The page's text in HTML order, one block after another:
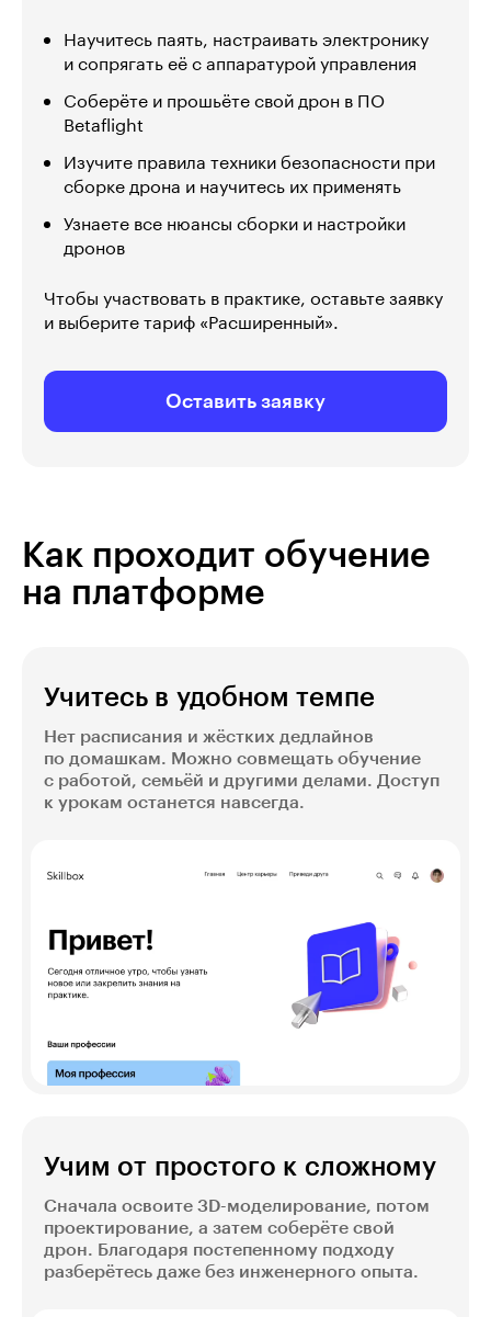
Научитесь паять, настраивать электронику
и сопрягать её с аппаратурой управления
Соберёте и прошьёте свой дрон в ПО
Betaflight
Изучите правила техники безопасности при
сборке дрона и научитесь их применять
Узнаете все нюансы сборки и настройки
дронов
Чтобы участвовать в практике, оставьте заявку
и выберите тариф «Расширенный».
Оставить заявку
Как проходит обучение
на платформе
Учитесь в удобном темпе
Нет расписания и жёстких дедлайнов
по домашкам. Можно совмещать обучение
с работой, семьёй и другими делами. Доступ
к урокам останется навсегда.
Учим от простого к сложному
Сначала освоите 3D-моделирование, потом
проектирование, а затем соберёте свой
дрон. Благодаря постепенному подходу
разберётесь даже без инженерного опыта.